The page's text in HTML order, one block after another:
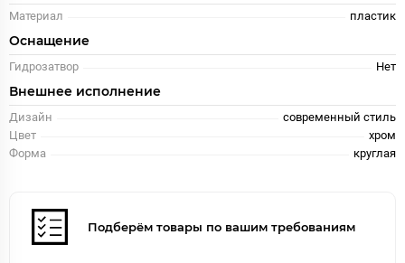
Материал пластик
Оснащение
Гидрозатвор Нет
Внешнее исполнение
Дизайн
современный стиль
Цвет
хром
Форма
круглая
Подберём товары по вашим требованиям